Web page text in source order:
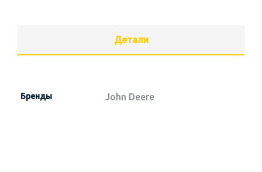
Детали
Бренды John Deere